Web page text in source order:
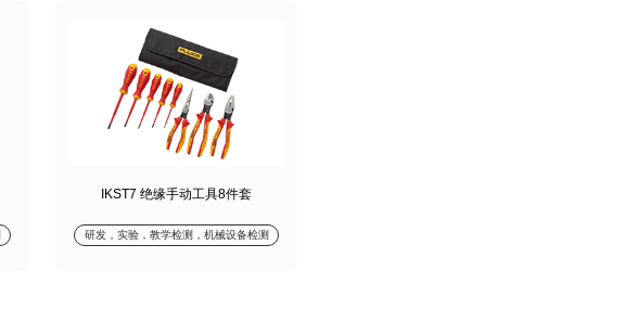
IKST7 绝缘手动工具8件套
研发，实验，教学检测，机械设备检测